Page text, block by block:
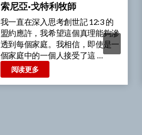
索尼亞·戈特利牧師
我們很高興地看見，新的一代正在
學習按照YHVH的話語並在聖靈的
自由中禱告。我們 6 歲的小瓦萊里·
加西亞做了一個夢，夢見 …
阅读更多